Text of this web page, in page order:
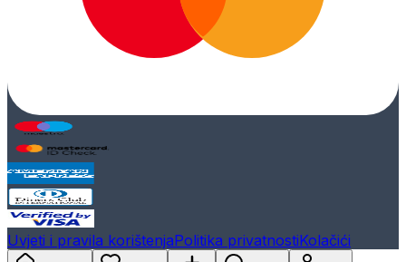
Uvjeti i pravila korištenjaPolitika privatnostiKolačići